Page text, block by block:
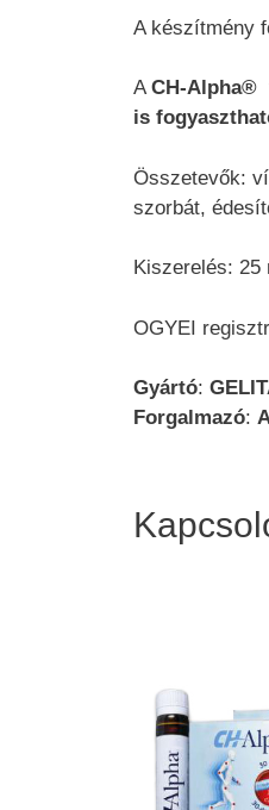
A készítmény
ACH-Alpha®
is
Összetevők:
szorbát,
Kiszerelés: 25
OGYEI
Gyártó:
Forgalmazó: